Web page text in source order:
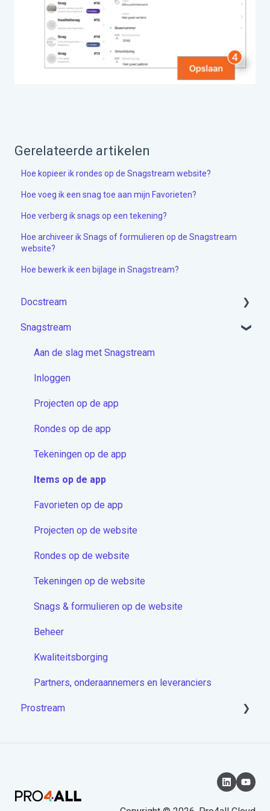
Gerelateerde artikelen
Hoe kopieer ik rondes op de Snagstream website?
Hoe voeg ik een snag toe aan mijn Favorieten?
Hoe verberg ik snags op een tekening?
Hoe archiveer ik Snags of formulieren op de Snagstream
website?
Hoe bewerk ik een bijlage in Snagstream?
Docstream
Aan de slag met Docstream
Account activeren & Inloggen
Projecten module
Mappen
Documenten
Berichten
Contactenmodule
Proceduremodule
Extra
Docstream App
Koppelingen
Overige artikelen
Snagstream
Aan de slag met Snagstream
Inloggen
Projecten op de app
Rondes op de app
Tekeningen op de app
Items op de app
Favorieten op de app
Projecten op de website
Rondes op de website
Tekeningen op de website
Snags & formulieren op de website
Beheer
Kwaliteitsborging
Partners, onderaannemers en leveranciers
Prostream